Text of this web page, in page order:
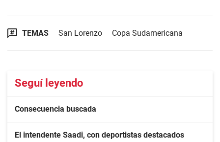
TEMAS San Lorenzo Copa Sudamericana
Seguí leyendo
Consecuencia buscada
El intendente Saadi, con deportistas destacados